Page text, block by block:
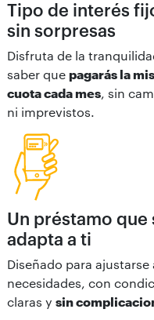
Tipo de interés
sin sorpresas
Disfruta de la
saber que pagarás la
cuota cada mes, sin
ni imprevistos.
Un préstamo que
adapta a ti
Diseñado para ajustarse
necesidades, con
claras y sin